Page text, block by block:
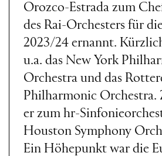
Orozco-Estrada zum
des Rai-Orchesters für
2023/24 ernannt.
u.a. das New York
Orchestra und das
Philharmonic Orchestra.
er zum hr-
Houston Symphony
Ein Höhepunkt war die